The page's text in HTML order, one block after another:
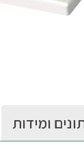
ומידות